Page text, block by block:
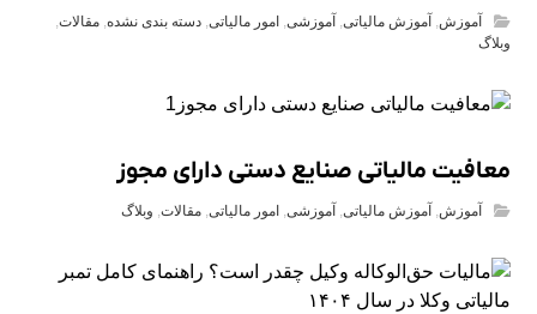
آموزش, آموزش مالیاتی, آموزشی, امور مالیاتی,دسته بندی نشده,مقالات,
وبلاگ
معافیت مالیاتی صنایع دستی دارای مجوز
آموزش, آموزش مالیاتی, آموزشی, امور مالیاتی,مقالات, وبلاگ